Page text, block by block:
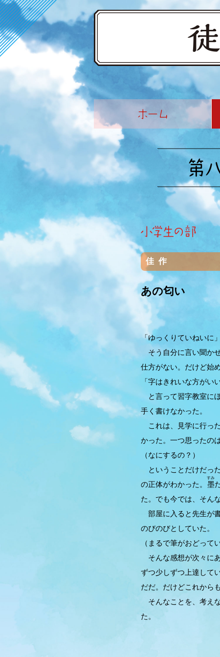
佳作
あの匂い
「ゆっくりていねいに」
そう自分に言い聞か
仕方がない。だけど始
「字はきれいな方がいい
と言って習字教室に
手く書けなかった。
これは、見学に行っ
かった。一つ思ったのは
（なにするの？）
ということだけだっ
の正体がわかった。 墨
すみ
た。でも今では、そん
部屋に入ると先生が
のびのびとしていた。
（まるで筆がおどって
そんな感想が次々に
ずつ少しずつ上達して
だだ。だけどこれから
そんなことを、考え
た。